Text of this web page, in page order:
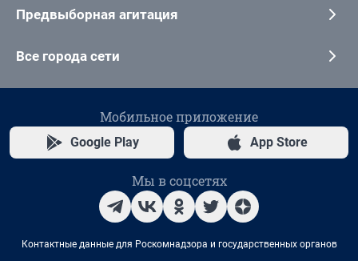
Предвыборная агитация
Все города сети
Мобильное приложение
Google Play App Store
Мы в соцсетях
Контактные данные для Роскомнадзора и государственных органов